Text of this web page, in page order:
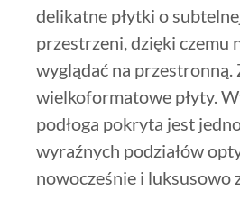
delikatne płytki o
przestrzeni, dzięki czemu
wyglądać na
wielkoformatowe płyty.
podłoga pokryta jest
wyraźnych podziałów
nowocześnie i luksusowo